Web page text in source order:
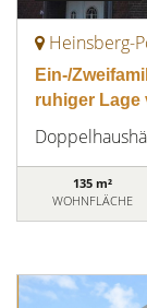
Heinsberg-
Ein-/
ruhiger Lage
135 m²
WOHNFLÄCHE